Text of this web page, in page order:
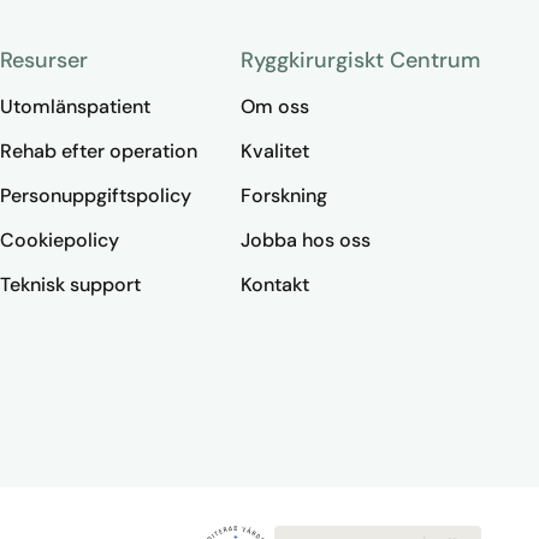
Resurser
Utomlänspatient
Rehab efter operation
Personuppgiftspolicy
Cookiepolicy
Teknisk support
Ryggkirurgiskt Centrum
Om oss
Kvalitet
Forskning
Jobba hos oss
Kontakt